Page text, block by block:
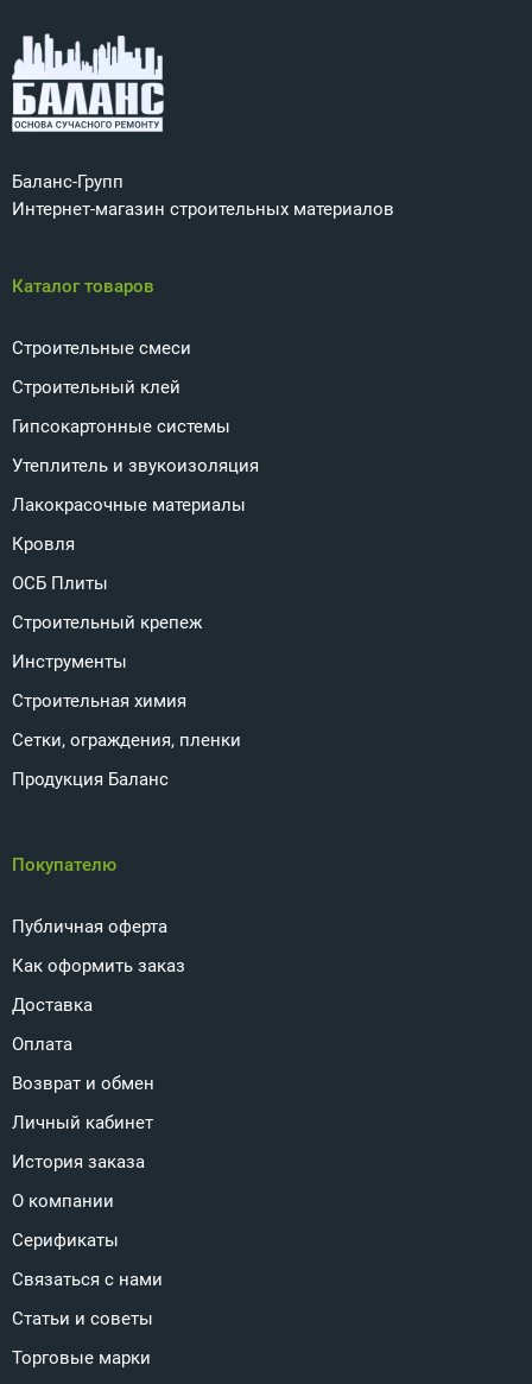
Баланс-Групп
Интернет-магазин строительных материалов
Каталог товаров
Строительные смеси
Строительный клей
Гипсокартонные системы
Утеплитель и звукоизоляция
Лакокрасочные материалы
Кровля
ОСБ Плиты
Строительный крепеж
Инструменты
Строительная химия
Сетки, ограждения, пленки
Продукция Баланс
Покупателю
Публичная оферта
Как оформить заказ
Доставка
Оплата
Возврат и обмен
Личный кабинет
История заказа
О компании
Серификаты
Связаться с нами
Статьи и советы
Торговые марки